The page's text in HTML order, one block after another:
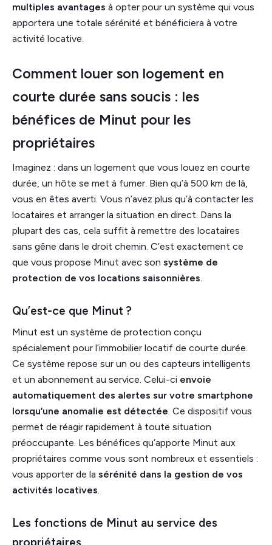
multiples avantages à opter pour un système qui vous
apportera une totale sérénité et bénéficiera à votre
activité locative.
Comment louer son logement en
courte durée sans soucis : les
bénéfices de Minut pour les
propriétaires
Imaginez : dans un logement que vous louez en courte
durée, un hôte se met à fumer. Bien qu’à 500 km de là,
vous en êtes averti. Vous n’avez plus qu’à contacter les
locataires et arranger la situation en direct. Dans la
plupart des cas, cela suffit à remettre des locataires
sans gêne dans le droit chemin. C’est exactement ce
que vous propose Minut avec son système de
protection de vos locations saisonnières.
Qu’est-ce que Minut ?
Minut est un système de protection conçu
spécialement pour l’immobilier locatif de courte durée.
Ce système repose sur un ou des capteurs intelligents
et un abonnement au service. Celui-ci envoie
automatiquement des alertes sur votre smartphone
lorsqu’une anomalie est détectée. Ce dispositif vous
permet de réagir rapidement à toute situation
préoccupante. Les bénéfices qu’apporte Minut aux
propriétaires comme vous sont nombreux et essentiels :
vous apporter de la sérénité dans la gestion de vos
activités locatives.
Les fonctions de Minut au service des